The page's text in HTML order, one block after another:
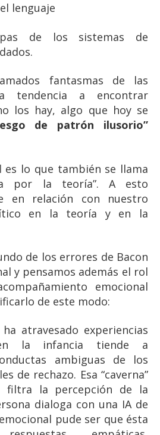
lenguaje
de los sistemas de
fantasmas de las
tendencia a encontrar
los hay, algo que hoy se
de patrón ilusorio”
es lo que también se llama
por la teoría”. A esto
en relación con nuestro
en la teoría y en la
de los errores de Bacon
y pensamos además el rol
emocional
de este modo:
atravesado experiencias
la infancia tiende a
ambiguas de los
de rechazo. Esa “caverna”
filtra la percepción de la
dialoga con una IA de
pude ser que ésta